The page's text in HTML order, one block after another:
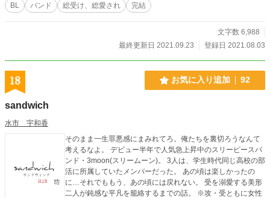
BL バンド 総受け、総愛され 完結
文字数 6,988
最終更新日 2021.09.23
登録日 2021.08.03
18 お気に入り追加 92
sandwich
水市 宇和香
そのまま一生罪悪感にまみれてろ。俺たちを裏切ろうなんて
考えるなよ。 デビュー半年で人気急上昇中のスリーピースバ
ンド・3moon(スリームーン)。 3人は、学生時代同じ高校の部
活に所属していたメンバーだった。 あの頃は楽しかったの
に…それでももう、あの頃には戻れない。 受を溺愛する美形
二人が鈍感な平凡を籠絡するまでの話。 ※攻・受ともに女性